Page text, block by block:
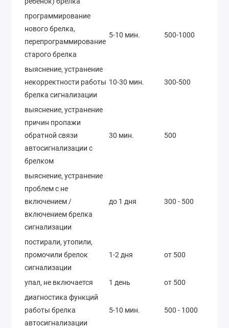
программирование
нового брелка,
перепрограммирование
старого брелка
5-10 мин. 500-1000
выяснение, устранение
некорректности работы
брелка сигнализации
10-30 мин. 300-500
выяснение, устранение
причин пропажи
обратной связи
автосигнализации с
брелком
30 мин. 500
выяснение, устранение
проблем с не
включением /
включением брелка
сигнализации
до 1 дня 300 - 500
постирали, утопили,
промочили брелок
сигнализации
1-2 дня от 500
упал, не включается 1 день
от 500
диагностика функций
работы брелка
автосигнализации
5-10 мин. 500 - 1000